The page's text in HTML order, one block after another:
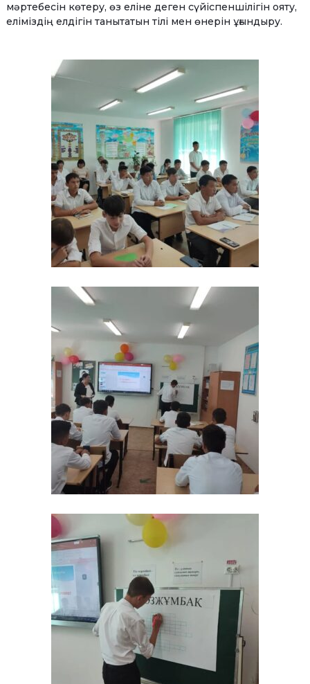
мәртебесін көтеру, өз еліне деген сүйіспеншілігін ояту,
еліміздің елдігін танытатын тілі мен өнерін ұғындыру.